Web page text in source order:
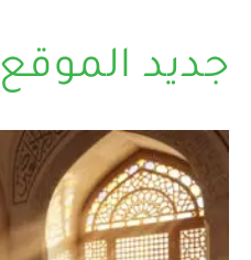
جديد الموقع